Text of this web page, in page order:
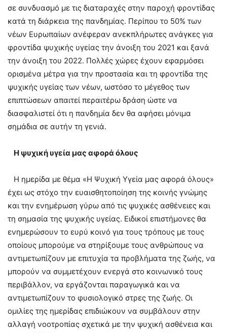
σε συνδυασμό με τις διαταραχές στην παροχή φροντίδας
κατά τη διάρκεια της πανδημίας. Περίπου το 50% των
νέων Ευρωπαίων ανέφεραν ανεκπλήρωτες ανάγκες για
φροντίδα ψυχικής υγείας την άνοιξη του 2021 και ξανά
την άνοιξη του 2022. Πολλές χώρες έχουν εφαρμόσει
ορισμένα μέτρα για την προστασία και τη φροντίδα της
ψυχικής υγείας των νέων, ωστόσο το μέγεθος των
επιπτώσεων απαιτεί περαιτέρω δράση ώστε να
διασφαλιστεί ότι η πανδημία δεν θα αφήσει μόνιμα
σημάδια σε αυτήν τη γενιά.
Η ψυχική υγεία μας αφορά όλους
Η ημερίδα με θέμα «Η Ψυχική Υγεία μας αφορά όλους»
έχει ως στόχο την ευαισθητοποίηση της κοινής γνώμης
και την ενημέρωση γύρω από τις ψυχικές ασθένειες και
τη σημασία της ψυχικής υγείας. Ειδικοί επιστήμονες θα
ενημερώσουν το ευρύ κοινό για τους τρόπους με τους
οποίους μπορούμε να στηρίξουμε τους ανθρώπους να
αντιμετωπίζουν με επιτυχία τα προβλήματα της ζωής, να
μπορούν να συμμετέχουν ενεργά στο κοινωνικό τους
περιβάλλον, να εργάζονται παραγωγικά και να
αντιμετωπίζουν το φυσιολογικό στρες της ζωής. Οι
ομιλίες της ημερίδας επιδιώκουν να συμβάλουν στην
αλλαγή νοοτροπίας σχετικά με την ψυχική ασθένεια και